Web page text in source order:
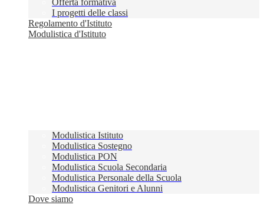
Offerta formativa
I progetti delle classi
Regolamento d'Istituto
Modulistica d'Istituto
Modulistica Istituto
Modulistica Sostegno
Modulistica PON
Modulistica Scuola Secondaria
Modulistica Personale della Scuola
Modulistica Genitori e Alunni
Dove siamo